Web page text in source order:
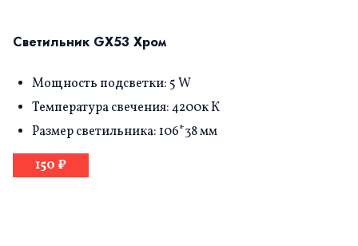
Светильник GX53 Хром
Мощность подсветки: 5 W
Температура свечения: 4200к К
Размер светильника: 106*38 мм
150 ₽